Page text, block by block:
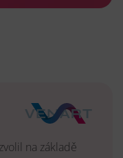
na základě